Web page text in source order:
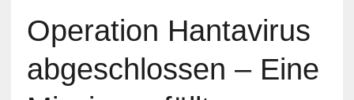
Operation Hantavirus
abgeschlossen – Eine